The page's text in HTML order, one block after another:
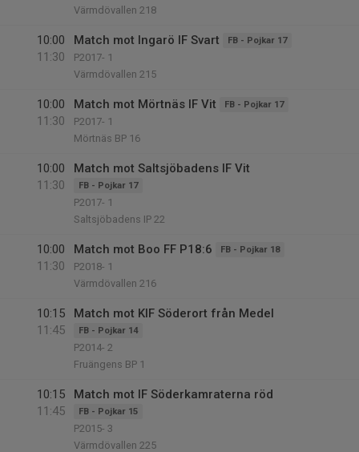
Värmdövallen 218
10:00
11:30
Match mot Ingarö IF Svart FB - Pojkar 17
P2017- 1
Värmdövallen 215
10:00
11:30
Match mot Mörtnäs IF Vit FB - Pojkar 17
P2017- 1
Mörtnäs BP 16
10:00
11:30
Match mot Saltsjöbadens IF Vit
FB - Pojkar 17
P2017- 1
Saltsjöbadens IP 22
10:00
11:30
Match mot Boo FF P18:6 FB - Pojkar 18
P2018- 1
Värmdövallen 216
10:15
11:45
Match mot KIF Söderort från Medel
FB - Pojkar 14
P2014- 2
Fruängens BP 1
10:15
11:45
Match mot IF Söderkamraterna röd
FB - Pojkar 15
P2015- 3
Värmdövallen 225